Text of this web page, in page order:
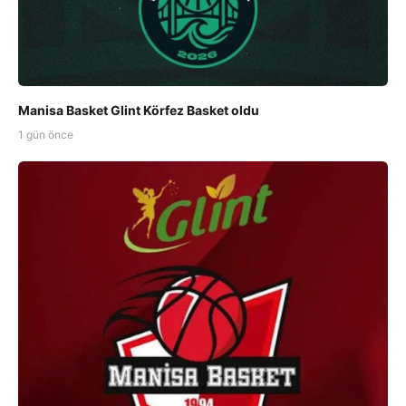
Manisa Basket Glint Körfez Basket oldu
1 gün önce